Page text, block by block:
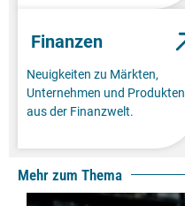
Finanzen
Neuigkeiten zu Märkten,
Unternehmen und Produkten
aus der Finanzwelt.
Mehr zum Thema